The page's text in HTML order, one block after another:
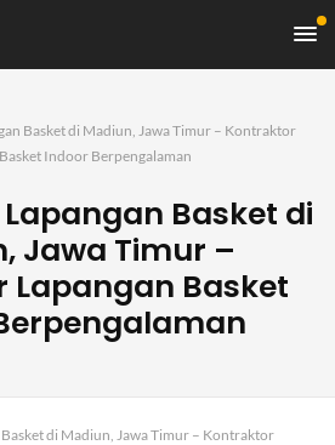
Basket di Madiun, Jawa Timur – Kontraktor
Indoor Berpengalaman
Basket di
Jawa Timur –
Lapangan Basket
di Madiun, Jawa Timur – Kontraktor